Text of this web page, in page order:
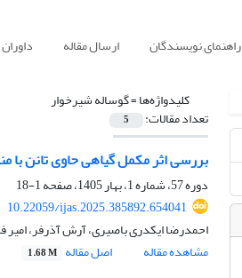
راهنمای نویسندگان ارسال مقاله داوران
کلیدواژه‌ها =گوساله شیرخوار
تعداد مقالات: 5
بررسی اثر مکمل گیاهی حاوی تانن با
دوره 57، شماره 1، بهار 1405، صفحه
1-18
10.22059/ijas.2025.385892.654041
احمدرضا ایکدری باصیری، آرش آذرفر، امیر
مشاهده مقاله
اصل مقاله 1.68 M